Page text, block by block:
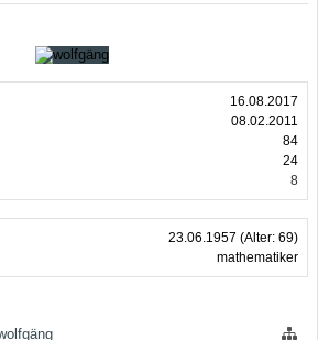
16.08.2017
08.02.2011
84
24
8
23.06.1957 (Alter: 69)
mathematiker